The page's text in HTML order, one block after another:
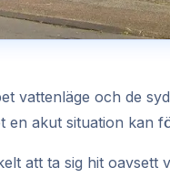
vattenläge och de
en akut situation kan
att ta sig hit oavsett